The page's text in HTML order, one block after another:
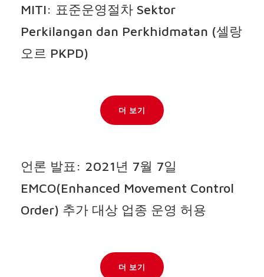
MITI: 표준운영절차 Sektor
Perkilangan dan Perkhidmatan (셀랑
오르 PKPD)
더 보기
언론 발표: 2021년 7월 7일
EMCO(Enhanced Movement Control
Order) 추가 대상 업종 운영 허용
더 보기